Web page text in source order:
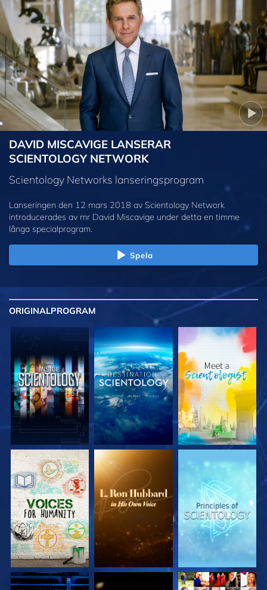
DAVID MISCAVIGE LANSERAR
SCIENTOLOGY NETWORK
Scientology Networks lanseringsprogram
Lanseringen den 12 mars 2018 av Scientology Network
introducerades av mr David Miscavige under detta en timme
långa specialprogram.
Spela
ORIGINALPROGRAM
UTFORSKA
SERIEN
UTFORSKA
SERIEN
UTFORSKA
SERIEN